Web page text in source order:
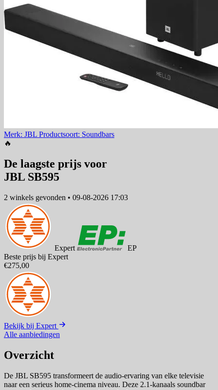
Merk: JBL Productsoort: Soundbars
🔥
De laagste prijs voor
JBL SB595
2 winkels gevonden • 09-08-2026 17:03
Expert
EP
Beste prijs bij Expert
€275,00
Bekijk bij Expert
Alle aanbiedingen
Overzicht
De JBL SB595 transformeert de audio-ervaring van elke televisie
naar een serieus home-cinema niveau. Deze 2.1-kanaals soundbar